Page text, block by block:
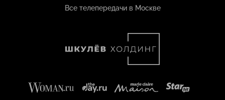
Все телепередачи в Москве